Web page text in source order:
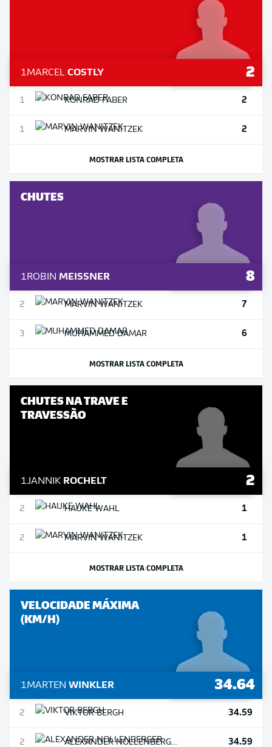
1MARCEL COSTLY 2
1 KONRADFABER 2
1 MARVINWANITZEK 2
MOSTRAR LISTA COMPLETA
CHUTES
1ROBIN MEISSNER 8
2 MARVINWANITZEK 7
3 MUHAMMEDDAMAR 6
MOSTRAR LISTA COMPLETA
CHUTES NA TRAVE E
TRAVESSÃO
1JANNIK ROCHELT 2
2 HAUKEWAHL 1
2 MARVINWANITZEK 1
MOSTRAR LISTA COMPLETA
VELOCIDADE MÁXIMA
(KM/H)
1MARTEN WINKLER 34.64
2 VIKTORBERGH 34.59
2 ALEXANDERNOLLENBERGER 34.59